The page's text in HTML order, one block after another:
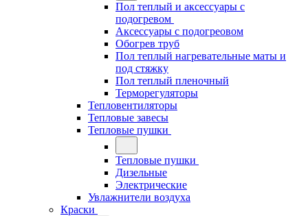
Пол теплый и аксессуары с
подогревом
Аксессуары с подогреовом
Обогрев труб
Пол теплый нагревательные маты и
под стяжку
Пол теплый пленочный
Терморегуляторы
Тепловентиляторы
Тепловые завесы
Тепловые пушки
Тепловые пушки
Дизельные
Электрические
Увлажнители воздуха
Краски